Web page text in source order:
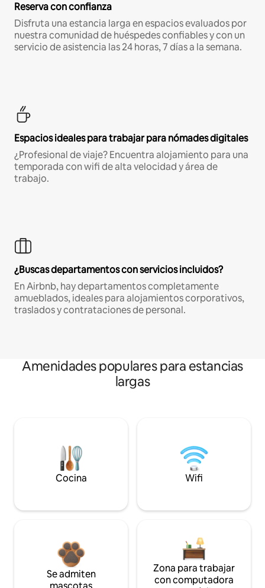
Reserva con confianza
Disfruta una estancia larga en espacios evaluados por
nuestra comunidad de huéspedes confiables y con un
servicio de asistencia las 24 horas, 7 días a la semana.
Espacios ideales para trabajar para nómades digitales
¿Profesional de viaje? Encuentra alojamiento para una
temporada con wifi de alta velocidad y área de
trabajo.
¿Buscas departamentos con servicios incluidos?
En Airbnb, hay departamentos completamente
amueblados, ideales para alojamientos corporativos,
traslados y contrataciones de personal.
Amenidades populares para estancias
largas
Cocina Wifi
Se admiten
Zona para trabajar
con computadora